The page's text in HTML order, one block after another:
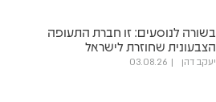
בשורה לנוסעים: זו חברת התעופה
הצבעונית שחוזרת לישראל
יעקב דהן 03.08.26